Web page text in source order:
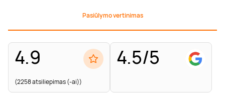
Pasiūlymo vertinimas
4.9
(2258 atsiliepimas (-ai))
4.5/5